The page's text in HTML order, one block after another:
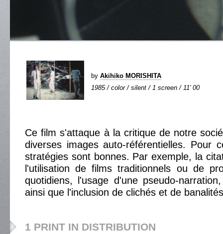
by Akihiko MORISHITA
1985 / color / silent / 1 screen / 11' 00
Ce film s'attaque à la critique de notre
diverses images auto-référentielles. Pour
stratégies sont bonnes. Par exemple, la
l'utilisation de films traditionnels ou de
quotidiens, l'usage d'une pseudo-
ainsi que l'inclusion de clichés et de
1 PRINT IN DISTRIBUTION